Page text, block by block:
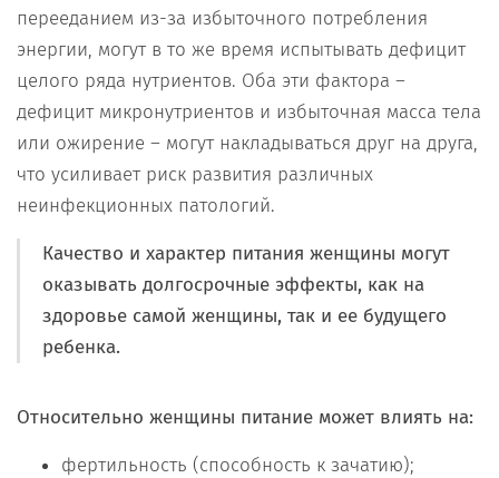
перееданием из-за избыточного потребления
энергии, могут в то же время испытывать дефицит
целого ряда нутриентов. Оба эти фактора –
дефицит микронутриентов и избыточная масса тела
или ожирение – могут накладываться друг на друга,
что усиливает риск развития различных
неинфекционных патологий.
Качество и характер питания женщины могут
оказывать долгосрочные эффекты, как на
здоровье самой женщины, так и ее будущего
ребенка.
Относительно женщины питание может влиять на:
фертильность (способность к зачатию);